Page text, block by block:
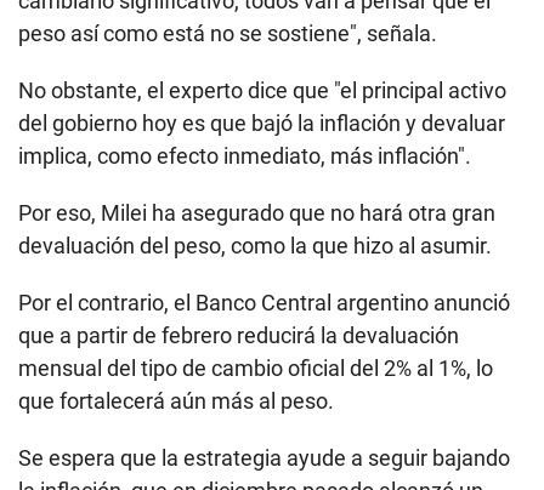
peso así como está no se sostiene", señala.
No obstante, el experto dice que "el principal activo
del gobierno hoy es que bajó la inflación y devaluar
implica, como efecto inmediato, más inflación".
Por eso, Milei ha asegurado que no hará otra gran
devaluación del peso, como la que hizo al asumir.
Por el contrario, el Banco Central argentino anunció
que a partir de febrero reducirá la devaluación
mensual del tipo de cambio oficial del 2% al 1%, lo
que fortalecerá aún más al peso.
Se espera que la estrategia ayude a seguir bajando